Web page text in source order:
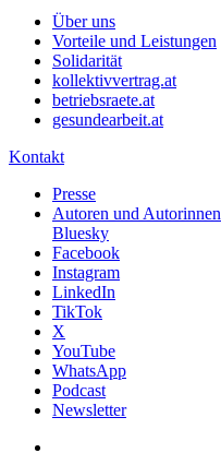
Über uns
Vorteile und Leistungen
Solidarität
kollektivvertrag.at
betriebsraete.at
gesundearbeit.at
Kontakt
Presse
Autoren und Autorinnen
Bluesky
Facebook
Instagram
LinkedIn
TikTok
X
YouTube
WhatsApp
Podcast
Newsletter